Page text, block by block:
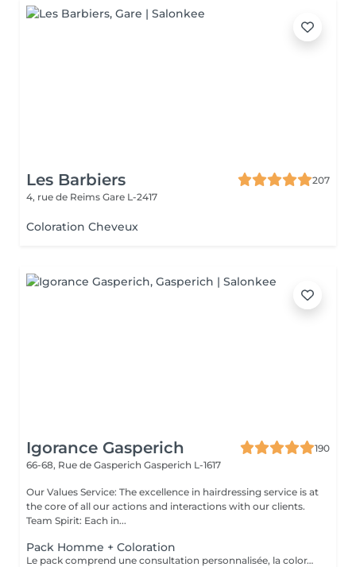
Les Barbiers
207
4, rue de Reims Gare L-2417
Coloration Cheveux
Igorance Gasperich
190
66-68, Rue de Gasperich Gasperich L-1617
Our Values Service: The excellence in hairdressing service is at
the core of all our actions and interactions with our clients.
Team Spirit: Each in...
Pack Homme + Coloration
Le pack comprend une consultation personnalisée, la coloration avec les produits LOREAL PROFESSIONNEL , shampooing et conditionneur spécifiques REDKEN , la coupe IGORANCE ( finitions sur cheveux secs) , les produits de styling REDKEN * Tarifs à titre indicatifs à confirmer après la consultation personnalisée établit auprès de votre coiffeur/stylist/spécialiste * La direction se réserve le droit d’apporter des modifications pour le bon fonctionnement du salon